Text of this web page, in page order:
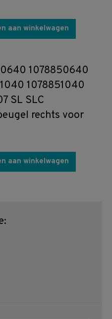
aan winkelwagen
1078850640
1078851040
SL SLC
rechts voor
aan winkelwagen